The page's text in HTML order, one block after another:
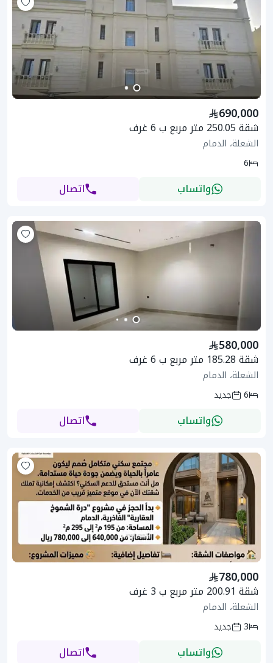
690,000
شقة 250.05 متر مربع ب 6 غرف
الشعلة، الدمام
6
واتساب اتصال
580,000
شقة 185.28 متر مربع ب 6 غرف
الشعلة، الدمام
6
جديد
واتساب اتصال
780,000
شقة 200.91 متر مربع ب 3 غرف
الشعلة، الدمام
3
جديد
واتساب اتصال